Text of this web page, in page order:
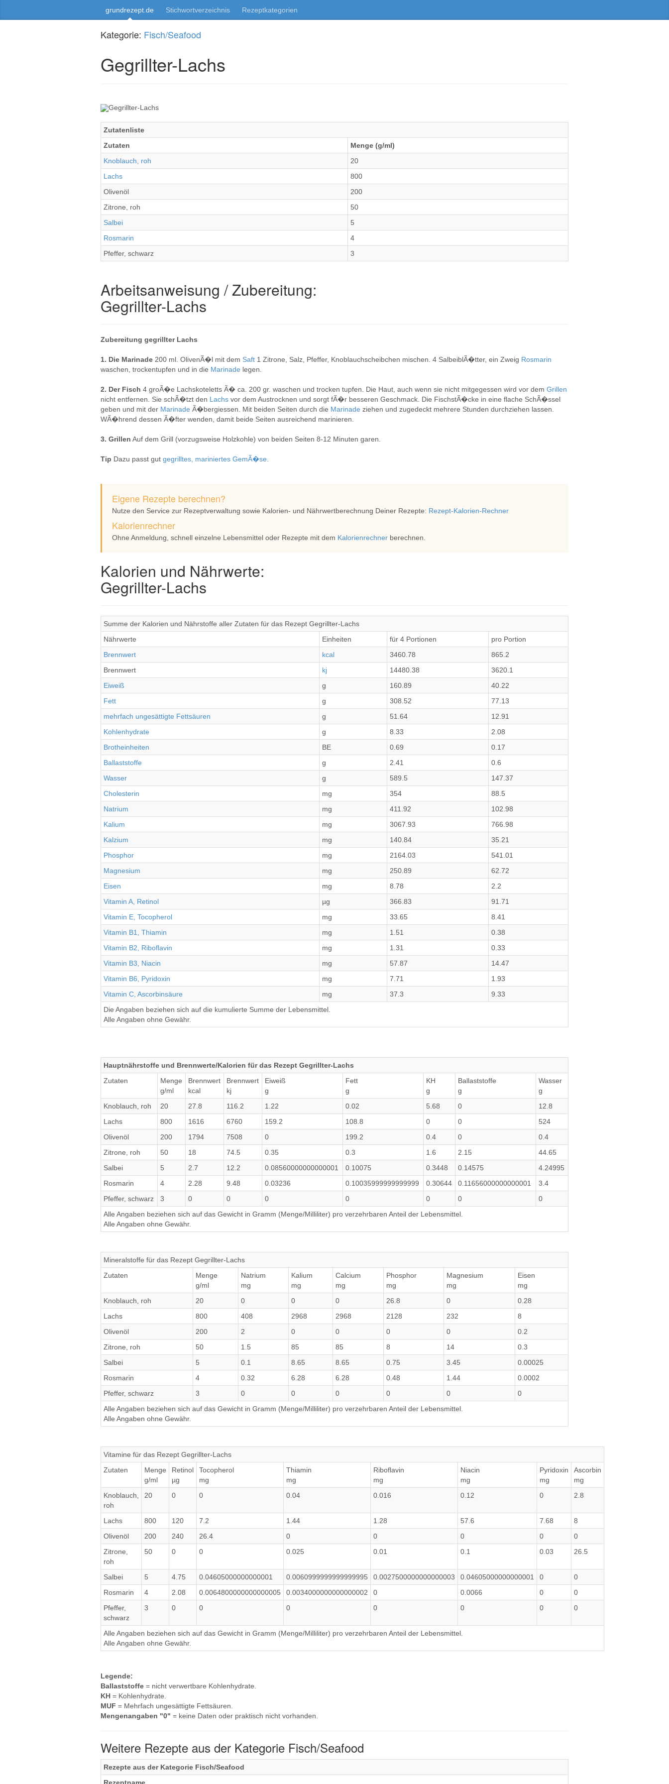
grundrezept.de Stichwortverzeichnis Rezeptkategorien
Kategorie: Fisch/Seafood
Gegrillter-Lachs
Zutatenliste
Zutaten
Menge (g/ml)
Knoblauch, roh
20
Lachs
800
Olivenöl
200
Zitrone, roh
50
Salbei
5
Rosmarin
4
Pfeffer, schwarz
3
Arbeitsanweisung / Zubereitung:
Gegrillter-Lachs
Zubereitung gegrillter Lachs
1. Die Marinade 200 ml. OlivenÃ�l mit dem Saft 1 Zitrone, Salz, Pfeffer, Knoblauchscheibchen mischen. 4 SalbeiblÃ�tter, ein Zweig Rosmarin
waschen, trockentupfen und in die Marinade legen.
2. Der Fisch 4 groÃ�e Lachskoteletts Ã� ca. 200 gr. waschen und trocken tupfen. Die Haut, auch wenn sie nicht mitgegessen wird vor dem Grillen
nicht entfernen. Sie schÃ�tzt den Lachs vor dem Austrocknen und sorgt fÃ�r besseren Geschmack. Die FischstÃ�cke in eine flache SchÃ�ssel
geben und mit der Marinade Ã�bergiessen. Mit beiden Seiten durch die Marinade ziehen und zugedeckt mehrere Stunden durchziehen lassen.
WÃ�hrend dessen Ã�fter wenden, damit beide Seiten ausreichend marinieren.
3. Grillen Auf dem Grill (vorzugsweise Holzkohle) von beiden Seiten 8-12 Minuten garen.
Tip Dazu passt gut gegrilltes, mariniertes GemÃ�se
Eigene Rezepte berechnen?
Nutze den Service zur Rezeptverwaltung sowie Kalorien- und Nährwertberechnung Deiner Rezepte: Rezept-Kalorien-Rechner
Kalorienrechner
Ohne Anmeldung, schnell einzelne Lebensmittel oder Rezepte mit dem Kalorienrechner berechnen.
Kalorien und Nährwerte:
Gegrillter-Lachs
Summe der Kalorien und Nährstoffe aller Zutaten für das Rezept Gegrillter-Lachs
Nährwerte
Einheiten für 4 Portionen
pro Portion
Brennwert
kcal 3460.78
865.2
Brennwert
kj 14480.38
3620.1
Eiweiß
g 160.89
40.22
Fett
g 308.52
77.13
mehrfach ungesättigte Fettsäuren
g 51.64
12.91
Kohlenhydrate
g 8.33
2.08
Brotheinheiten
BE 0.69
0.17
Ballaststoffe
g 2.41
0.6
Wasser
g 589.5
147.37
Cholesterin
mg 354
88.5
Natrium
mg 411.92
102.98
Kalium
mg 3067.93
766.98
Kalzium
mg 140.84
35.21
Phosphor
mg 2164.03
541.01
Magnesium
mg 250.89
62.72
Eisen
mg 8.78
2.2
Vitamin A, Retinol
µg 366.83
91.71
Vitamin E, Tocopherol
mg 33.65
8.41
Vitamin B1, Thiamin
mg 1.51
0.38
Vitamin B2, Riboflavin
mg 1.31
0.33
Vitamin B3, Niacin
mg 57.87
14.47
Vitamin B6, Pyridoxin
mg 7.71
1.93
Vitamin C, Ascorbinsäure
mg 37.3
9.33
Die Angaben beziehen sich auf die kumulierte Summe der Lebensmittel.
Alle Angaben ohne Gewähr.
Hauptnährstoffe und Brennwerte/Kalorien für das Rezept Gegrillter-Lachs
Zutaten
Menge
g/ml
Brennwert
kcal
Brennwert
kj
Eiweiß
g
Fett
g
KH
g
Ballaststoffe
g
Wasser
g
Knoblauch, roh
20 27.8 116.2 1.22 0.02 5.68 0
12.8
Lachs
800 1616 6760 159.2 108.8 0 0
524
Olivenöl
200 1794 7508 0 199.2 0.4 0
0.4
Zitrone, roh
50 18 74.5 0.35 0.3 1.6 2.15
44.65
Salbei
5 2.7 12.2 0.08560000000000001 0.10075 0.3448 0.14575
4.24995
Rosmarin
4 2.28 9.48 0.03236 0.10035999999999999 0.30644 0.11656000000000001
3.4
Pfeffer, schwarz
3 0 0 0 0 0 0
0
Alle Angaben beziehen sich auf das Gewicht in Gramm (Menge/Milliliter) pro verzehrbaren Anteil der Lebensmittel.
Alle Angaben ohne Gewähr.
Mineralstoffe für das Rezept Gegrillter-Lachs
Zutaten
Menge
g/ml
Natrium
mg
Kalium
mg
Calcium
mg
Phosphor
mg
Magnesium
mg
Eisen
mg
Knoblauch, roh
20 0 0 0 26.8 0
0.28
Lachs
800 408 2968 2968 2128 232
8
Olivenöl
200 2 0 0 0 0
0.2
Zitrone, roh
50 1.5 85 85 8 14
0.3
Salbei
5 0.1 8.65 8.65 0.75 3.45
0.00025
Rosmarin
4 0.32 6.28 6.28 0.48 1.44
0.0002
Pfeffer, schwarz
3 0 0 0 0 0
0
Alle Angaben beziehen sich auf das Gewicht in Gramm (Menge/Milliliter) pro verzehrbaren Anteil der Lebensmittel.
Alle Angaben ohne Gewähr.
Vitamine für das Rezept Gegrillter-Lachs
Zutaten
Menge
g/ml
Retinol
µg
Tocopherol
mg
Thiamin
mg
Riboflavin
mg
Niacin
mg
Pyridoxin
mg
Ascorbin
mg
Knoblauch,
roh
20 0 0 0.04 0.016 0.12 0 2.8
Lachs 800 120 7.2 1.44 1.28 57.6 7.68
8
Olivenöl
200 240 26.4 0 0 0 0
0
Zitrone,
roh
50 0 0 0.025 0.01 0.1 0.03 26.5
Salbei 5 4.75 0.04605000000000001 0.0060999999999999995 0.0027500000000000003 0.04605000000000001 0
0
Rosmarin
4 2.08 0.0064800000000000005 0.0034000000000000002 0 0.0066 0
0
Pfeffer,
schwarz
3 0 0 0 0 0 0 0
Alle Angaben beziehen sich auf das Gewicht in Gramm (Menge/Milliliter) pro verzehrbaren Anteil der Lebensmittel.
Alle Angaben ohne Gewähr.
Legende:
Ballaststoffe = nicht verwertbare Kohlenhydrate.
KH = Kohlenhydrate.
MUF = Mehrfach ungesättigte Fettsäuren.
Mengenangaben "0" = keine Daten oder praktisch nicht vorhanden.
Weitere Rezepte aus der Kategorie Fisch/Seafood
Rezepte aus der Kategorie Fisch/Seafood